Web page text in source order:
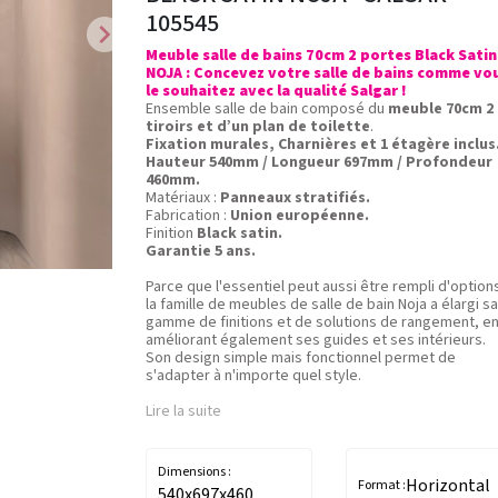
chevron_right
105545
Meuble salle de bains 70cm 2 portes Black Satin
NOJA : Concevez votre salle de bains comme
le souhaitez avec la qualité Salgar !
Ensemble salle de bain composé du meuble 70cm 2
tiroirs et d’un plan de toilette.
Fixation murales, Charnières et 1 étagère inclus.
Hauteur 540mm / Longueur 697mm / Profondeur
460mm.
Matériaux : Panneaux stratifiés.
Fabrication : Union européenne.
Finition Black satin.
Garantie 5 ans.
Parce que l'essentiel peut aussi être rempli
la famille de meubles de salle de bain Noja a élargi sa
gamme de finitions et de solutions de rangement, en
améliorant également ses guides et ses intérieurs.
Son design simple mais fonctionnel permet de
s'adapter à n'importe quel style.
Lire la suite
Dimensions :
Format :Horizontal